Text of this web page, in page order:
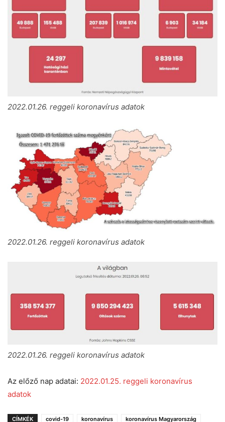
2022.01.26. reggeli koronavírus adatok
2022.01.26. reggeli koronavírus adatok
2022.01.26. reggeli koronavírus adatok
Az előző nap adatai: 2022.01.25. reggeli koronavírus
adatok
CÍMKÉK covid-19 koronavírus
koronavírus Magyarország